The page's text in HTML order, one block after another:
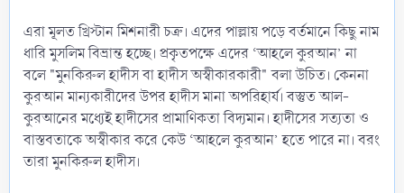
এরা মূলত খ্রিস্টান মিশনারী চক্র। এদের পাল্লায় পড়ে বর্তমানে কিছু নাম
ধারি মুসলিম বিভ্রান্ত হচ্ছে। প্রকৃতপক্ষে এদের ‘আহলে কুরআন’ না
বলে "মুনকিরুল হাদীস বা হাদীস অস্বীকারকারী" বলা উচিত। কেননা
কুরআন মান্যকারীদের উপর হাদীস মানা অপরিহার্য। বস্তুত আল-
কুরআনের মধ্যেই হাদীসের প্রামাণিকতা বিদ্যমান। হাদীসের সত্যতা ও
বাস্তবতাকে অস্বীকার করে কেউ ‘আহলে কুরআন’ হতে পারে না। বরং
তারা মুনকিরুল হাদীস।